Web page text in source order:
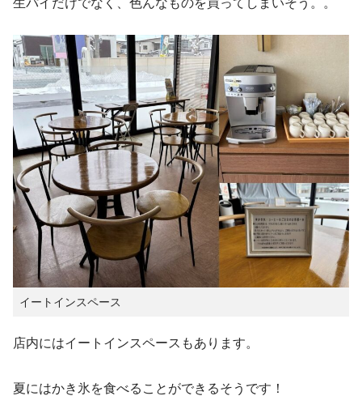
イートインスペース
店内にはイートインスペースもあります。
夏にはかき氷を食べることができるそうです！